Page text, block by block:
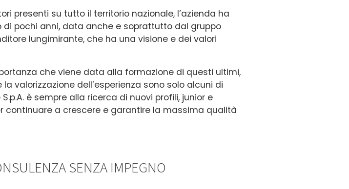
presenti su tutto il territorio nazionale, l’azienda ha
pochi anni, data anche e soprattutto dal gruppo
lungimirante, che ha una visione e dei valori
che viene data alla formazione di questi ultimi,
valorizzazione dell’esperienza sono solo alcuni di
è sempre alla ricerca di nuovi profili, junior e
continuare a crescere e garantire la massima qualità
SENZA IMPEGNO